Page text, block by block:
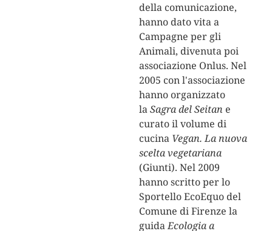
della comunicazione,
hanno dato vita a
Campagne per gli
Animali, divenuta poi
associazione Onlus. Nel
2005 con l'associazione
hanno organizzato
laSagra del Seitan e
curato il volume di
cucina Vegan. La nuova
scelta vegetariana
(Giunti). Nel 2009
hanno scritto per lo
Sportello EcoEquo del
Comune di Firenze la
guidaEcologia a